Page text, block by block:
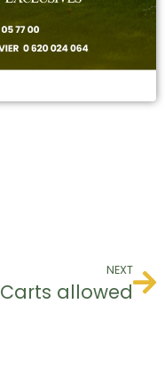
NEXT
Carts allowed